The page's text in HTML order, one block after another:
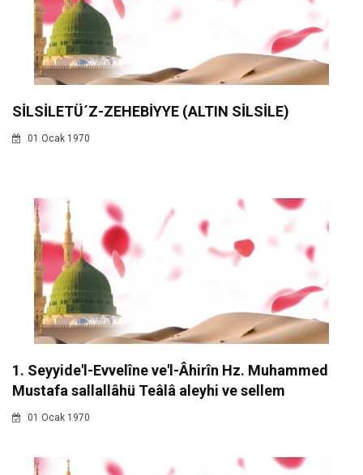
SİLSİLETÜ´Z-ZEHEBİYYE (ALTIN SİLSİLE)
01 Ocak 1970
1. Seyyide'l-Evvelîne ve'l-Âhirîn Hz. Muhammed
Mustafa sallallâhü Teâlâ aleyhi ve sellem
01 Ocak 1970